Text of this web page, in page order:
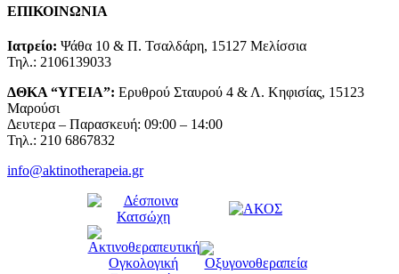
ΕΠΙΚΟΙΝΩΝΙΑ
Ιατρείο: Ψάθα 10 & Π. Τσαλδάρη, 15127 Μελίσσια
Τηλ.: 2106139033
ΔΘΚΑ “ΥΓΕΙΑ”: Ερυθρού Σταυρού 4 & Λ. Κηφισίας, 15123
Μαρούσι
Δευτερα – Παρασκευή: 09:00 – 14:00
Τηλ.: 210 6867832
info@aktinotherapeia.gr